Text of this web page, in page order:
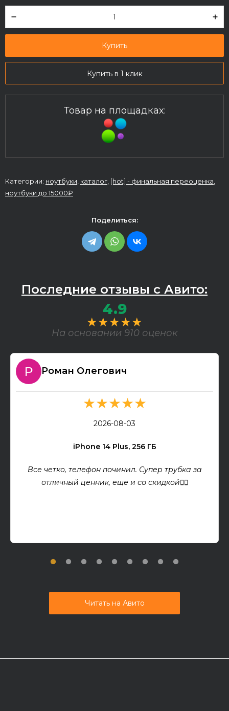
Купить
Купить в 1 клик
Товар на площадках:
Категории: ноутбуки каталог [hot] - финальная переоценка
ноутбуки до 15000₽
Поделиться:
Последние отзывы с Авито:
4.9
★★★★★
На основании 910 оценок
Роман Олегович
★★★★★
2026-08-03
iPhone 14 Plus, 256 ГБ
Все четко, телефон починил. Супер трубка за
отличный ценник, еще и со скидкой👍🏻
Читать на Авито